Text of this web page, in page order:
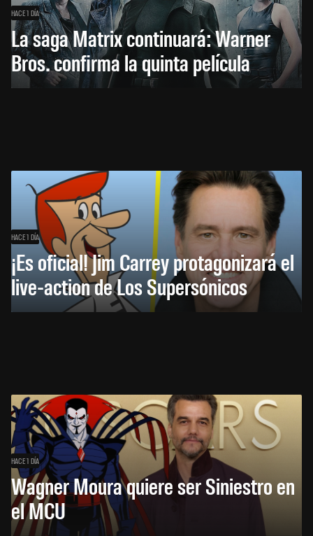
HACE 1 DÍA
La saga Matrix continuará: Warner
Bros. confirma la quinta película
HACE 1 DÍA
¡Es oficial! Jim Carrey protagonizará el
live-action de Los Supersónicos
HACE 1 DÍA
Wagner Moura quiere ser Siniestro en
el MCU